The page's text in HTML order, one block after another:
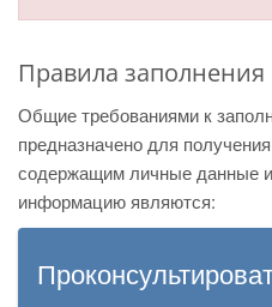
Правила заполнения
Общие требованиями к
предназначено для
содержащим личные данные
информацию являются: